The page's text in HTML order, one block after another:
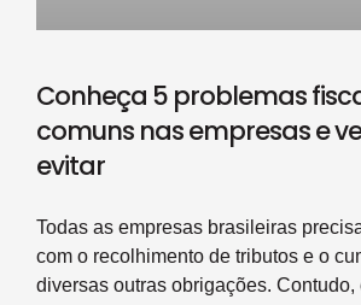
Conheça 5 problemas
comuns nas empresas e
evitar
Todas as empresas brasileiras
com o recolhimento de tributos e o
diversas outras obrigações. Contudo,